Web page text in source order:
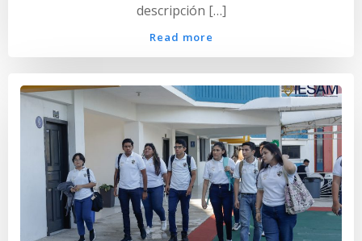
descripción […]
Read more